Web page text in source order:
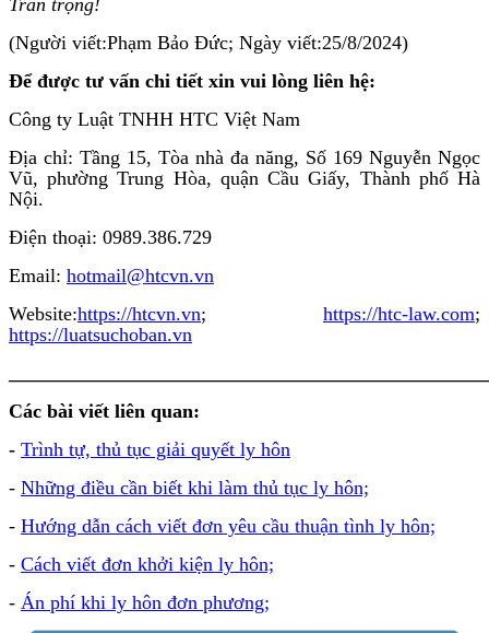
(Người viết:Phạm Bảo Đức; Ngày viết:25/8/2024)
Để được tư vấn chi tiết xin vui lòng liên hệ:
Công ty Luật TNHH HTC Việt Nam
Địa chỉ: Tầng 15, Tòa nhà đa năng, Số 169 Nguyễn Ngọc
Vũ, phường Trung Hòa, quận Cầu Giấy, Thành phố Hà
Nội.
Điện thoại: 0989.386.729
Email: hotmail@htcvn.vn
Website:https://htcvn.vn; https://htc-law.com;
https://luatsuchoban.vn
Các bài viết liên quan:
- Trình tự, thủ tục giải quyết ly hôn
- Những điều cần biết khi làm thủ tục ly hôn;
- Hướng dẫn cách viết đơn yêu cầu thuận tình ly hôn;
- Cách viết đơn khởi kiện ly hôn;
- Án phí khi ly hôn đơn phương;